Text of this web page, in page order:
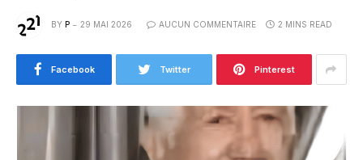
BY P 29 MAI 2026 AUCUN COMMENTAIRE 2 MINS READ
Facebook Twitter Pinterest